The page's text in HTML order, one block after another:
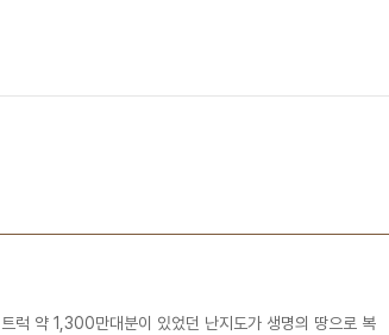
럭 약 1,300만대분이 있었던 난지도가 생명의 땅으로 복